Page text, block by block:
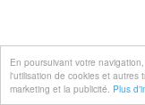
En poursuivant votre
l'utilisation de cookies et autres
marketing et la publicité. Plus